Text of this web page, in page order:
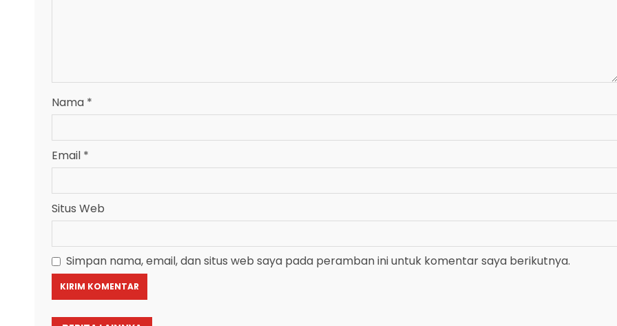
Nama *
Email *
Situs Web
Simpan nama, email, dan situs web saya pada peramban ini untuk komentar saya berikutnya.